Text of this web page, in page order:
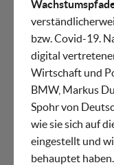
bzw. Covid-19.
digital
Wirtschaft und
BMW, Markus
Spohr von
wie sie sich auf
eingestellt und
behauptet haben.